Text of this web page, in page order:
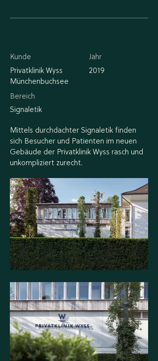
Kunde
Privatklinik Wyss
Münchenbuchsee
Jahr
2019
Bereich
Signaletik
Mittels durchdachter Signaletik finden
sich Besucher und Patienten im neuen
Gebäude der Privatklinik Wyss rasch und
unkompliziert zurecht.